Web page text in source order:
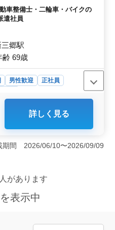
車だけではなく、二輪車やト
ております。 経験のある50
車整備士・二輪車・バイクの
遣社員
郷駅
齢 69歳
男性歓迎
正社員
玉県三郷市上彦名にある
、中古車まで幅広く整備
車、トラックなど、さま
点検、修理、トラブルシュ
間を歓迎していま
福利厚生＞ 正社員、契
円までとなっており、交通
有給休暇が取得できま
詳しく見る
期間 2026/06/10〜2026/09/09
があります
表示中